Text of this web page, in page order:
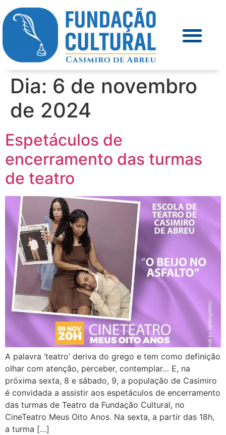
Dia: 6 de novembro
de 2024
Espetáculos de
encerramento das turmas
de teatro
A palavra ‘teatro’ deriva do grego e tem como definição
olhar com atenção, perceber, contemplar… E, na
próxima sexta, 8 e sábado, 9, a população de Casimiro
é convidada a assistir aos espetáculos de encerramento
das turmas de Teatro da Fundação Cultural, no
CineTeatro Meus Oito Anos. Na sexta, a partir das 18h,
a turma […]